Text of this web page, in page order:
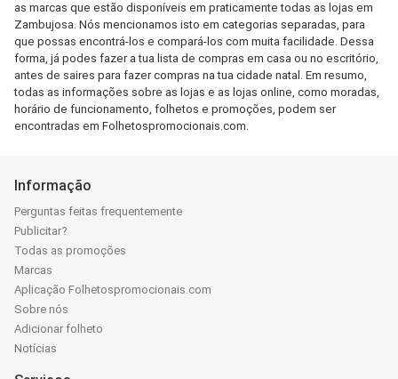
as marcas que estão disponíveis em praticamente todas as lojas em
Zambujosa. Nós mencionamos isto em categorias separadas, para
que possas encontrá-los e compará-los com muita facilidade. Dessa
forma, já podes fazer a tua lista de compras em casa ou no escritório,
antes de saires para fazer compras na tua cidade natal. Em resumo,
todas as informações sobre as lojas e as lojas online, como moradas,
horário de funcionamento, folhetos e promoções, podem ser
encontradas em Folhetospromocionais.com.
Informação
Perguntas feitas frequentemente
Publicitar?
Todas as promoções
Marcas
Aplicação Folhetospromocionais.com
Sobre nós
Adicionar folheto
Notícias